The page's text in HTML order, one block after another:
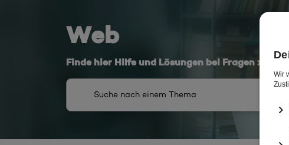
Web
Finde hier Hilfe und Lösungen bei Fragen zur